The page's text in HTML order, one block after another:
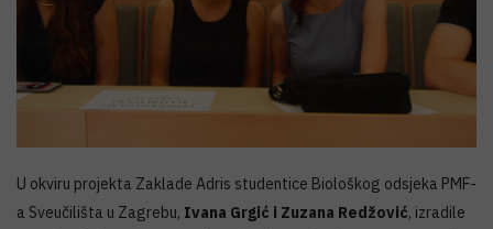
U okviru projekta Zaklade Adris studentice Biološkog odsjeka PMF-
a Sveučilišta u Zagrebu, Ivana Grgić i Zuzana Redžović, izradile